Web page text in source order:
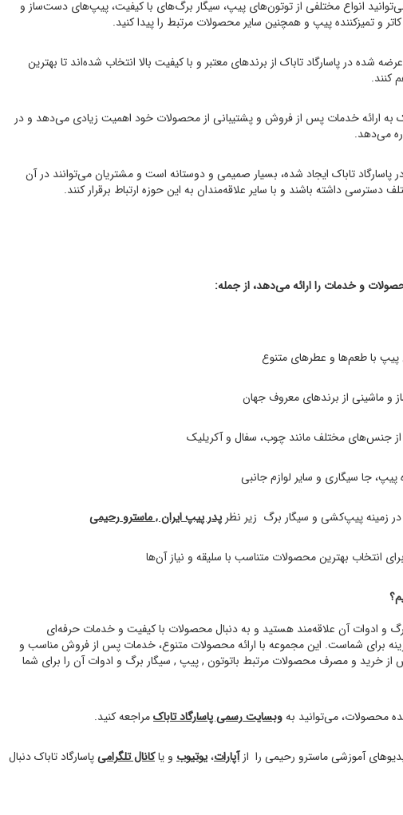
انواع مختلفی از توتون‌های پیپ، سیگار برگ‌های با کیفیت، پیپ‌های دست‌ساز و
و تمیزکننده پیپ و همچنین سایر محصولات مرتبط را پیدا کنید.
در پاسارگاد تاباک از برندهای معتبر و با کیفیت بالا انتخاب شده‌اند تا بهترین
کنند.
به ارائه خدمات پس از فروش و پشتیبانی از محصولات خود اهمیت زیادی می‌دهد و در
می‌دهد.
تاباک ایجاد شده، بسیار صمیمی و دوستانه است و مشتریان می‌توانند در آن
داشته باشند و با سایر علاقه‌مندان به این حوزه ارتباط برقرار کنند.
و خدمات را ارائه می‌دهد، از جمله:
پیپ با طعم‌ها و عطرهای متنوع
ماشینی از برندهای معروف جهان
جنس‌های مختلف مانند چوب، سفال و آکریلیک
پیپ، جا سیگاری و سایر لوازم جانبی
زمینه پیپ‌کشی و سیگار برگ زیر نظر پدر پیپ ایران , ماسترو رحیمی
انتخاب بهترین محصولات متناسب با سلیقه و نیاز آن‌ها
و ادوات آن علاقه‌مند هستید و به دنبال محصولات با کیفیت و خدمات حرفه‌ای
برای شماست. این مجموعه با ارائه محصولات متنوع، خدمات پس از فروش مناسب و
خرید و مصرف محصولات مرتبط باتوتون , پیپ , سیگار برگ و ادوات آن را برای شما
محصولات، می‌توانید بهوبسایت رسمی پاسارگاد تاباکمراجعه کنید.
آموزشی ماسترو رحیمی را ازآپارات،یوتیوب و یاکانال تلگرامیپاسارگاد تاباک دنبال